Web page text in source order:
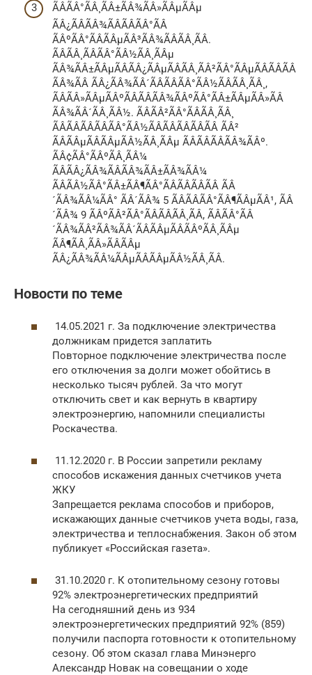
ÃÂÃÂ°ÃÂ¸ÃÂ±ÃÂ¾ÃÂ»ÃÂµÃÂµ
ÃÂ¿ÃÂÃÂ¾ÃÂÃÂÃÂ°ÃÂ
ÃÂºÃÂ°ÃÂÃÂµÃÂ³ÃÂ¾ÃÂÃÂ¸ÃÂ.
ÃÂÃÂ¸ÃÂÃÂ°ÃÂ½ÃÂ¸ÃÂµ
ÃÂ¾ÃÂ±ÃÂµÃÂÃÂ¿ÃÂµÃÂÃÂ¸ÃÂ²ÃÂ°ÃÂµÃÂÃÂÃÂ
ÃÂ¾ÃÂ ÃÂ¿ÃÂ¾ÃÂ´ÃÂÃÂÃÂ°ÃÂ½ÃÂÃÂ¸ÃÂ¸,
ÃÂÃÂ»ÃÂµÃÂºÃÂÃÂÃÂ¾ÃÂºÃÂ°ÃÂ±ÃÂµÃÂ»ÃÂ
ÃÂ¾ÃÂ´ÃÂ¸ÃÂ½. ÃÂÃÂ²ÃÂ°ÃÂÃÂ¸ÃÂ¸
ÃÂÃÂÃÂÃÂÃÂ°ÃÂ½ÃÂÃÂÃÂÃÂÃÂ ÃÂ²
ÃÂÃÂµÃÂÃÂµÃÂ½ÃÂ¸ÃÂµ ÃÂÃÂÃÂÃÂ¾ÃÂº.
ÃÂ¢ÃÂ°ÃÂºÃÂ¸ÃÂ¼
ÃÂÃÂ¿ÃÂ¾ÃÂÃÂ¾ÃÂ±ÃÂ¾ÃÂ¼
ÃÂÃÂ½ÃÂ°ÃÂ±ÃÂ¶ÃÂ°ÃÂÃÂÃÂÃÂ ÃÂ
´ÃÂ¾ÃÂ¼ÃÂ° ÃÂ´ÃÂ¾ 5 ÃÂÃÂÃÂ°ÃÂ¶ÃÂµÃÂ¹, ÃÂ
´ÃÂ¾ 9 ÃÂºÃÂ²ÃÂ°ÃÂÃÂÃÂ¸ÃÂ, ÃÂÃÂ°ÃÂ
´ÃÂ¾ÃÂ²ÃÂ¾ÃÂ´ÃÂÃÂµÃÂÃÂºÃÂ¸ÃÂµ
ÃÂ¶ÃÂ¸ÃÂ»ÃÂÃÂµ
ÃÂ¿ÃÂ¾ÃÂ¼ÃÂµÃÂÃÂµÃÂ½ÃÂ¸ÃÂ.
Новости по теме
14.05.2021 г. За подключение электричества
должникам придется заплатить
Повторное подключение электричества после
его отключения за долги может обойтись в
несколько тысяч рублей. За что могут
отключить свет и как вернуть в квартиру
электроэнергию, напомнили специалисты
Роскачества.
11.12.2020 г. В России запретили рекламу
способов искажения данных счетчиков учета
ЖКУ
Запрещается реклама способов и приборов,
искажающих данные счетчиков учета воды, газа,
электричества и теплоснабжения. Закон об этом
публикует «Российская газета».
31.10.2020 г. К отопительному сезону готовы
92% электроэнергетических предприятий
На сегодняшний день из 934
электроэнергетических предприятий 92% (859)
получили паспорта готовности к отопительному
сезону. Об этом сказал глава Минэнерго
Александр Новак на совещании о ходе